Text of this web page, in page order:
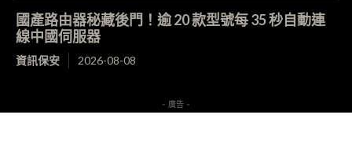
國產路由器秘藏後門！逾 20 款型號每 35 秒自動連
線中國伺服器
資訊保安 2026-08-08
- 廣告 -